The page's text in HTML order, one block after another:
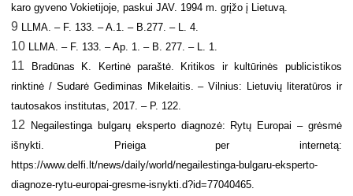
karo gyveno Vokietijoje, paskui JAV. 1994 m. grįžo į Lietuvą.
9 LLMA. – F. 133. – A.1. – B.277. – L. 4.
10 LLMA. – F. 133. – Ap. 1. – B. 277. – L. 1.
11 Bradūnas K. Kertinė paraštė. Kritikos ir kultūrinės publicistikos
rinktinė / Sudarė Gediminas Mikelaitis. – Vilnius: Lietuvių literatūros ir
tautosakos institutas, 2017. – P. 122.
12
Negailestinga bulgarų eksperto diagnozė: Rytų Europai – grėsmė
išnykti. Prieiga per internetą:
https://www.delfi.lt/news/daily/world/negailestinga-bulgaru-eksperto-
diagnoze-rytu-europai-gresme-isnykti.d?id=77040465.